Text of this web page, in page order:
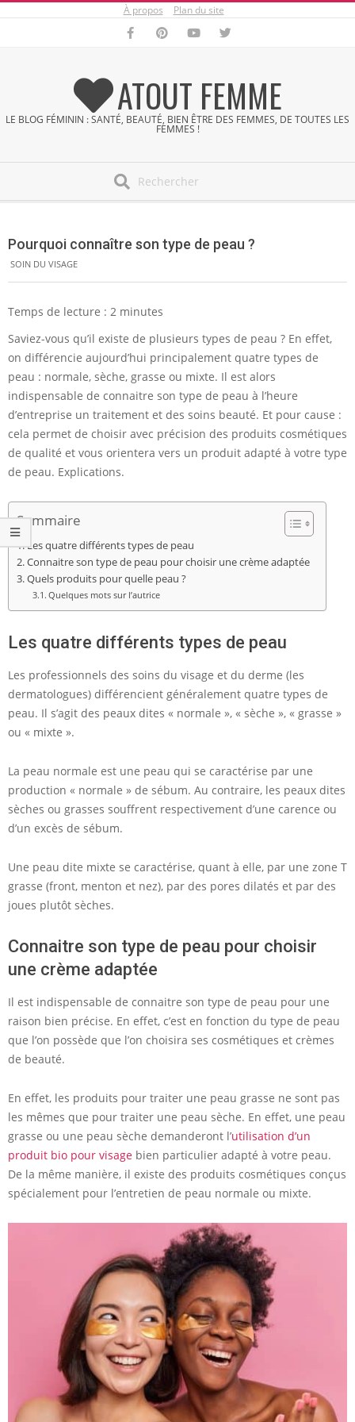
À propos Plan du site
ATOUT FEMME
LE BLOG FÉMININ : SANTÉ, BEAUTÉ, BIEN ÊTRE DES FEMMES, DE TOUTES LES
FEMMES !
Menu
Pourquoi connaître son type de peau ?
SOIN DU VISAGE
Temps de lecture : 2 minutes
Saviez-vous qu’il existe de plusieurs types de peau ? En effet,
on différencie aujourd’hui principalement quatre types de
peau : normale, sèche, grasse ou mixte. Il est alors
indispensable de connaitre son type de peau à l’heure
d’entreprise un traitement et des soins beauté. Et pour cause :
cela permet de choisir avec précision des produits cosmétiques
de qualité et vous orientera vers un produit adapté à votre type
de peau. Explications.
Sommaire
Les quatre différents types de peau
Connaitre son type de peau pour choisir une crème adaptée
Quels produits pour quelle peau ?
Quelques mots sur l’autrice
Les quatre différents types de peau
Les professionnels des soins du visage et du derme (les
dermatologues) différencient généralement quatre types de
peau. Il s’agit des peaux dites « normale », « sèche », « grasse »
ou « mixte ».
La peau normale est une peau qui se caractérise par une
production « normale » de sébum. Au contraire, les peaux dites
sèches ou grasses souffrent respectivement d’une carence ou
d’un excès de sébum.
Une peau dite mixte se caractérise, quant à elle, par une zone T
grasse (front, menton et nez), par des pores dilatés et par des
joues plutôt sèches.
Connaitre son type de peau pour choisir
une crème adaptée
Il est indispensable de connaitre son type de peau pour une
raison bien précise. En effet, c’est en fonction du type de peau
que l’on possède que l’on choisira ses cosmétiques et crèmes
de beauté.
En effet, les produits pour traiter une peau grasse ne sont pas
les mêmes que pour traiter une peau sèche. En effet, une peau
grasse ou une peau sèche demanderont l’utilisation d’un
produit bio pour visage bien particulier adapté à votre peau.
De la même manière, il existe des produits cosmétiques conçus
spécialement pour l’entretien de peau normale ou mixte.